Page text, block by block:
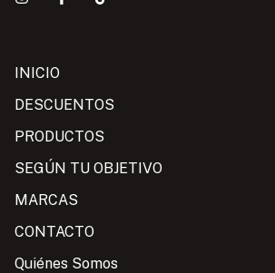
INICIO
DESCUENTOS
PRODUCTOS
SEGÚN TU OBJETIVO
MARCAS
CONTACTO
Quiénes Somos